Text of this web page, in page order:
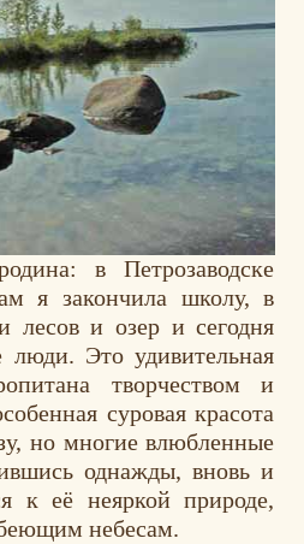
в Петрозаводске
я закончила школу, в
лесов и озер и сегодня
Это удивительная
творчеством и
суровая красота
но многие влюбленные
однажды, вновь и
к её неяркой природе,
небесам.